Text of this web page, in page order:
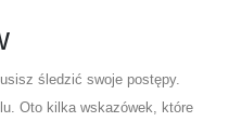
śledzić swoje postępy.
Oto kilka wskazówek, które